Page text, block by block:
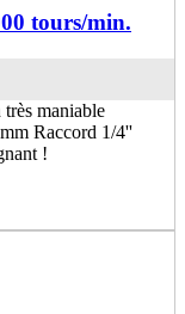
tours/min.
maniable
Raccord 1/4''
!